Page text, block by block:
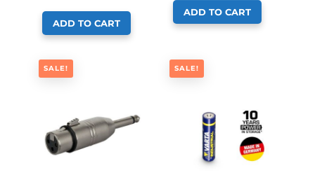
ADD TO CART
ADD TO CART
SALE! SALE!